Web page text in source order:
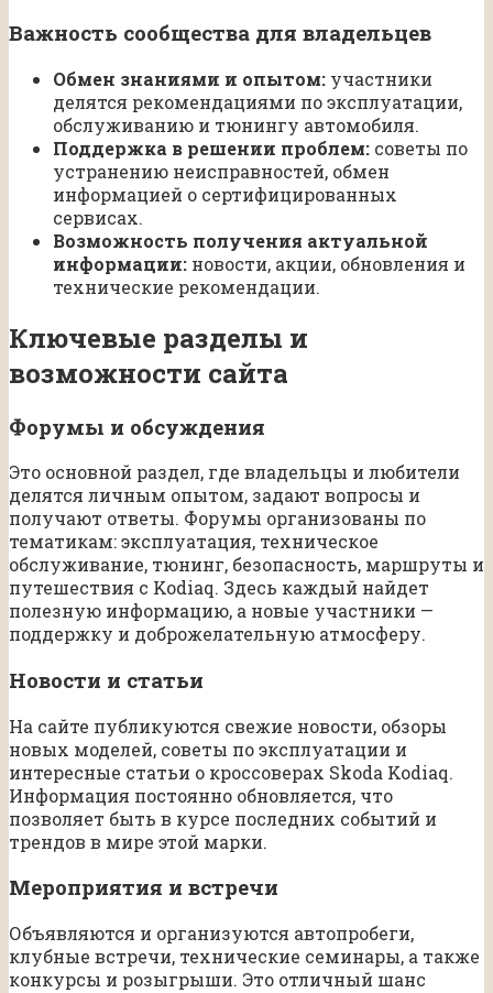
Важность сообщества для владельцев
Обмен знаниями и опытом: участники
делятся рекомендациями по эксплуатации,
обслуживанию и тюнингу автомобиля.
Поддержка в решении проблем: советы по
устранению неисправностей, обмен
информацией о сертифицированных
сервисах.
Возможность получения актуальной
информации: новости, акции, обновления и
технические рекомендации.
Ключевые разделы и
возможности сайта
Форумы и обсуждения
Это основной раздел, где владельцы и любители
делятся личным опытом, задают вопросы и
получают ответы. Форумы организованы по
тематикам: эксплуатация, техническое
обслуживание, тюнинг, безопасность, маршруты и
путешествия с Kodiaq. Здесь каждый найдет
полезную информацию, а новые участники —
поддержку и доброжелательную атмосферу.
Новости и статьи
На сайте публикуются свежие новости, обзоры
новых моделей, советы по эксплуатации и
интересные статьи о кроссоверах Skoda Kodiaq.
Информация постоянно обновляется, что
позволяет быть в курсе последних событий и
трендов в мире этой марки.
Мероприятия и встречи
Объявляются и организуются автопробеги,
клубные встречи, технические семинары, а также
конкурсы и розыгрыши. Это отличный шанс